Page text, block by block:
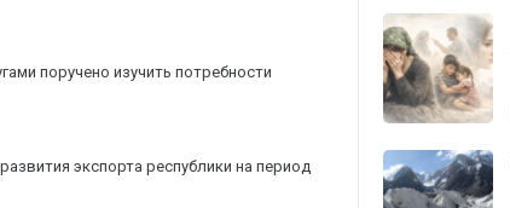
поручено изучить потребности
экспорта республики на период